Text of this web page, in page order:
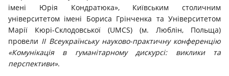
імені Юрія Кондратюка», Київським столичним
університетом імені Бориса Грінченка та Університетом
Марії Кюрі-Склодовської (UMCS) (м. Люблін, Польща)
провели ІІ Всеукраїнську науково-практичну конференцію
«Комунікація в гуманітарному дискурсі: виклики та
перспективи».